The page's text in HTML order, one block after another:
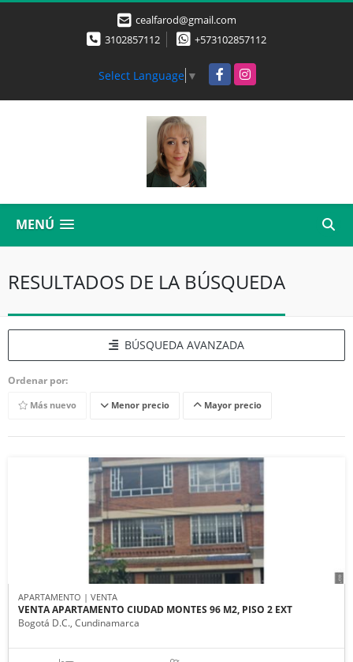
cealfarod@gmail.com
3102857112
+573102857112
Select Language ▼ FacebookInstagram
MENÚ
RESULTADOS DE LA BÚSQUEDA
BÚSQUEDA AVANZADA
Ordenar por:
Más nuevo Menor precio Mayor precio
APARTAMENTO | VENTA
VENTA APARTAMENTO CIUDAD MONTES 96 M2, PISO 2 EXT
Bogotá D.C., Cundinamarca